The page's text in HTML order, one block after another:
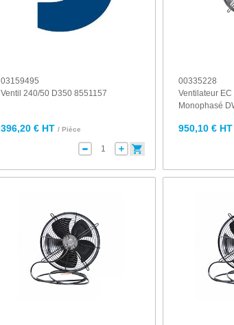
03159495
Ventil 240/50 D350 8551157
396,20 € HT / Pièce
00335228
Ventilateur
Monophasé
950,10 € HT